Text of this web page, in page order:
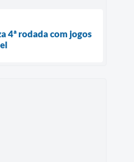
4ª rodada com jogos